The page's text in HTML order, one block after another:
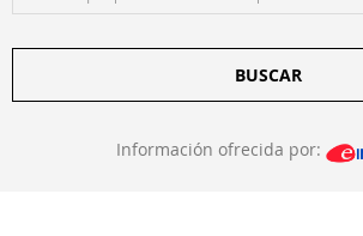
BUSCAR
Información ofrecida por: